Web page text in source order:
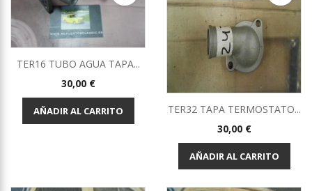
TER16 TUBO AGUA TAPA...
Precio
30,00 €
AÑADIR AL CARRITO
TER32 TAPA TERMOSTATO...
Precio
30,00 €
AÑADIR AL CARRITO